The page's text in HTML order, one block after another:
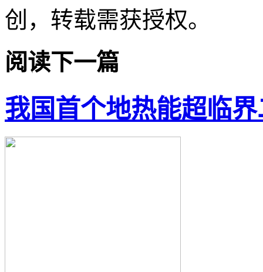
创，转载需获授权。
阅读下一篇
我国首个地热能超临